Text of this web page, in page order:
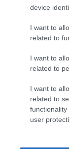
device
I want to
related to
I want to
related to
I want to
related to
user
ΕΛΛΑΔΑ
Η Ελλάδα
των
με έρευνα
Κατατάσσεται